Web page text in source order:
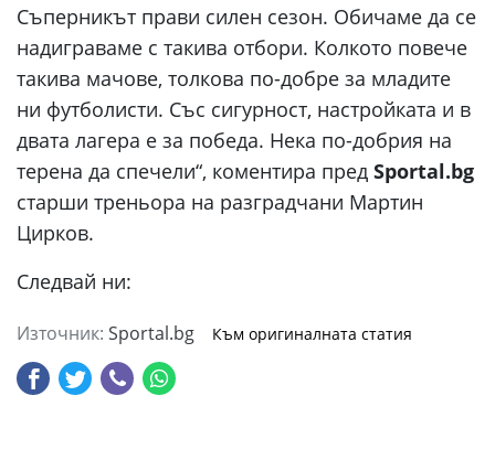
Съперникът прави силен сезон. Обичаме да се
надиграваме с такива отбори. Колкото повече
такива мачове, толкова по-добре за младите
ни футболисти. Със сигурност, настройката и в
двата лагера е за победа. Нека по-добрия на
терена да спечели“, коментира пред Sportal.bg
старши треньора на разградчани Мартин
Цирков.
Следвай ни:
Източник: Sportal.bg Към оригиналната статия